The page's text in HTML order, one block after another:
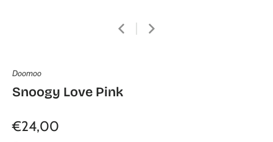
Doomoo
Snoogy Love Pink
€24,00